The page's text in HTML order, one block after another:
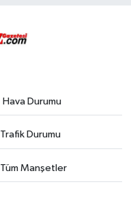
Hava Durumu
Trafik Durumu
Tüm Manşetler